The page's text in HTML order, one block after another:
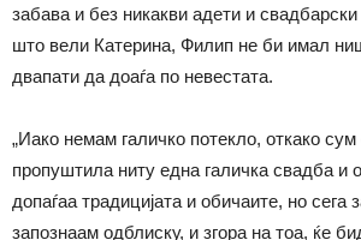
забава и без никакви адети и
што вели Катерина, Филип не би имал
двапати да доаѓа по невестата.
„Иако немам галичко потекло, откако
пропуштила ниту една галичка свадба и
допаѓаа традицијата и обичаите, но сега
запознаам одблиску, и згора на тоа, ќе